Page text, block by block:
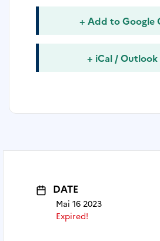
+ Add to Google
+ iCal /
DATE
Mai 16 2023
Expired!